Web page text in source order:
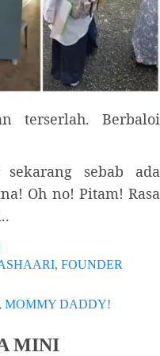
terserlah. Berbaloi
sekarang sebab ada
Oh no! Pitam! Rasa
FOUNDER
MOMMY DADDY!
MINI